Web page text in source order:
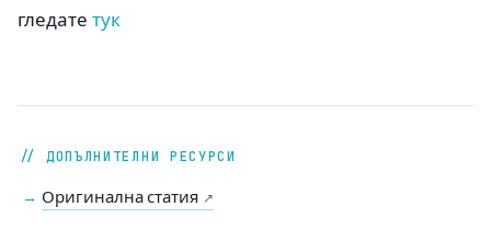
гледате тук
// ДОПЪЛНИТЕЛНИ РЕСУРСИ
→ Оригинална статия ↗